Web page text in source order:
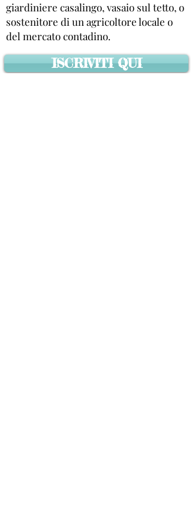
giardiniere casalingo, vasaio sul tetto, o
sostenitore di un agricoltore locale o
del mercato contadino.
ISCRIVITI QUI